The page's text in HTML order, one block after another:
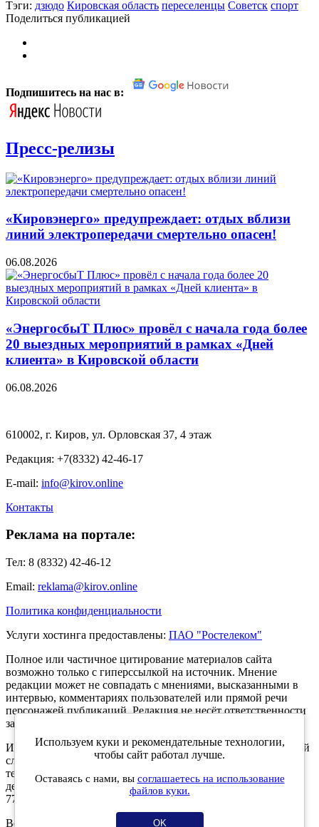
Тэги: дзюдо Кировская область переселенцы Советск спорт
Поделиться публикацией
Подпишитесь на нас в:
Пресс-релизы
«Кировэнерго» предупреждает: отдых вблизи
линий электропередачи смертельно опасен!
06.08.2026
«ЭнергосбыТ Плюс» провёл с начала года более
20 выездных мероприятий в рамках «Дней
клиента» в Кировской области
06.08.2026
610002, г. Киров, ул. Орловская 37, 4 этаж
Редакция: +7(8332) 42-46-17
E-mail: info@kirov.online
Контакты
Реклама на портале:
Тел: 8 (8332) 42-46-12
Email: reklama@kirov.online
Политика конфиденциальности
Услуги хостинга предоставлены: ПАО "Ростелеком"
Полное или частичное цитирование материалов сайта
возможно только с гиперссылкой на источник. Мнение
редакции может не совпадать с мнениями, высказанными в
интервью, комментариях пользователей или прямой речи
персонажей публикаций. Редакция не несёт ответственности
за текст комментариев читателей.
Интернет-портал Kirov.online зарегистрирован в Федеральной
службе по надзору в сфере связи, информационных
технологий и массовых коммуникаций (Роскомнадзор) 5
декабря 2019 года. Регистрационный номер ЭЛ № ФС 77 -
77189.
Возрастное ограничение 12+
Используем куки и рекомендательные технологии,
чтобы сайт работал лучше.
Оставаясь с нами, вы соглашаетесь на использование
файлов куки.
OK